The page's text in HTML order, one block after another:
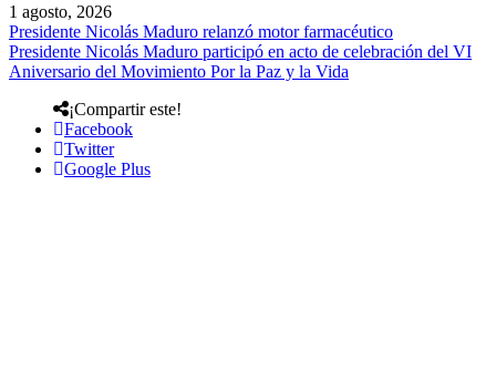
1 agosto, 2026
Presidente Nicolás Maduro relanzó motor farmacéutico
Presidente Nicolás Maduro participó en acto de celebración del VI
Aniversario del Movimiento Por la Paz y la Vida
¡Compartir este!
Facebook
Twitter
Google Plus